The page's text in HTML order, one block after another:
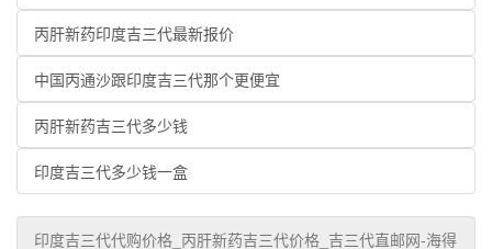
丙肝新药印度吉三代最新报价
中国丙通沙跟印度吉三代那个更便宜
丙肝新药吉三代多少钱
印度吉三代多少钱一盒
印度吉三代代购价格_丙肝新药吉三代价格_吉三代直邮网-海得